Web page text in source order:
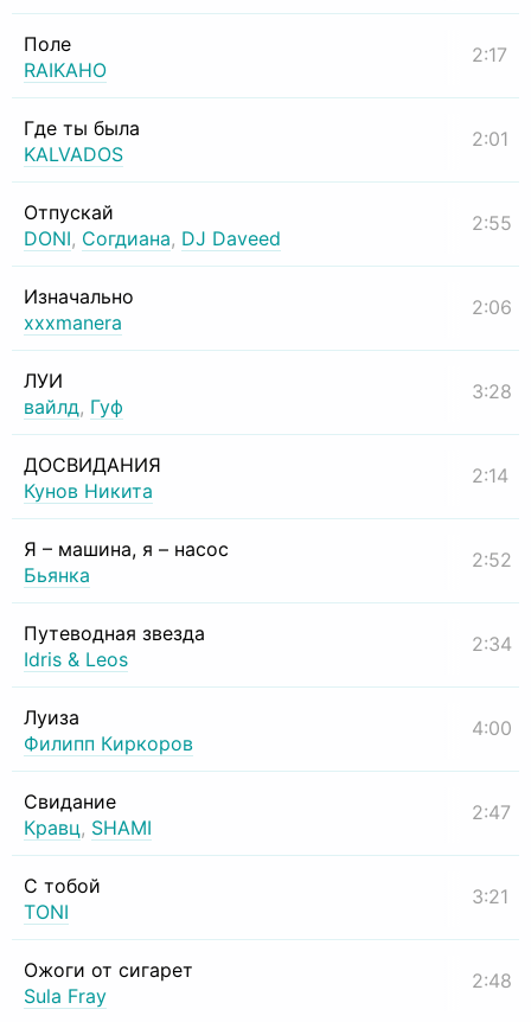
Поле
RAIKAHO
2:17
Где ты была
KALVADOS
2:01
Отпускай
DONI, Согдиана, DJ Daveed
2:55
Изначально
xxxmanera
2:06
ЛУИ
вайлд, Гуф
3:28
ДОСВИДАНИЯ
Кунов Никита
2:14
Я – машина, я – насос
Бьянка
2:52
Путеводная звезда
Idris & Leos
2:34
Луиза
Филипп Киркоров
4:00
Свидание
Кравц, SHAMI
2:47
С тобой
TONI
3:21
Ожоги от сигарет
Sula Fray
2:48